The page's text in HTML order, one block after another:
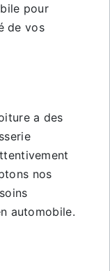
pour
de vos
a des
nos
automobile.